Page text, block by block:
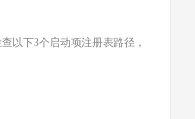
以下3个启动项注册表路径，